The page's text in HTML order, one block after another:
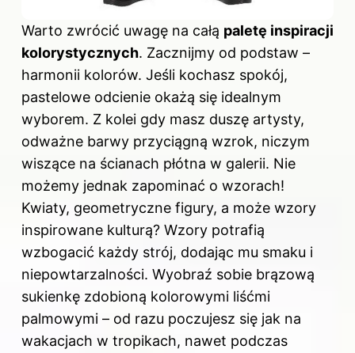
Warto zwrócić uwagę na całą paletę inspiracji
kolorystycznych. Zacznijmy od podstaw –
harmonii kolorów. Jeśli kochasz spokój,
pastelowe odcienie okażą się idealnym
wyborem. Z kolei gdy masz duszę artysty,
odważne barwy przyciągną wzrok, niczym
wiszące na ścianach płótna w galerii. Nie
możemy jednak zapominać o wzorach!
Kwiaty, geometryczne figury, a może wzory
inspirowane kulturą? Wzory potrafią
wzbogacić każdy strój, dodając mu smaku i
niepowtarzalności. Wyobraź sobie brązową
sukienkę zdobioną kolorowymi liśćmi
palmowymi – od razu poczujesz się jak na
wakacjach w tropikach, nawet podczas